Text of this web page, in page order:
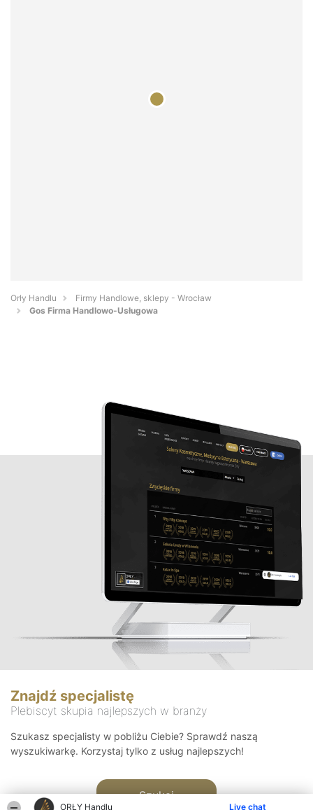
ORŁY Handlu Live chat
Orły Handlu
Firmy Handlowe, sklepy - Wrocław
Gos Firma Handlowo-Usługowa
Znajdź specjalistę
Plebiscyt skupia najlepszych w branży
Szukasz specjalisty w pobliżu Ciebie? Sprawdź naszą
wyszukiwarkę. Korzystaj tylko z usług najlepszych!
Szukaj